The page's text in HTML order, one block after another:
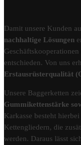
Damit unsere Kunden
nachhaltige Lösungen
entschieden. Von uns
Erstausrüsterqualität
Unsere Baggerketten
Gummikettenstärke
Karkasse besteht
Kettengliedern, die
werden. Daraus lässt